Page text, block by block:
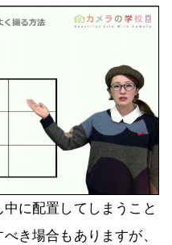
に配置してしまうこと
き場合もありますが、